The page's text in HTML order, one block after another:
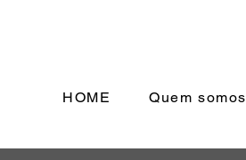
HOME Quem somos